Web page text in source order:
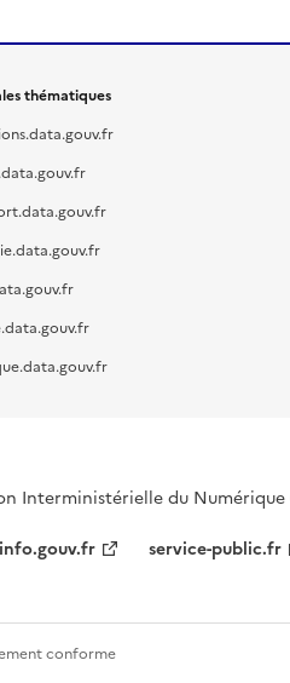
thématiques
Interministérielle du Numérique
info.gouv.fr service-public.fr
conforme